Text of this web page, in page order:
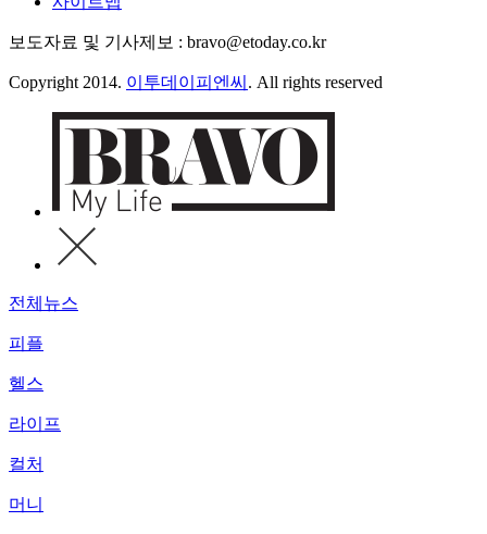
보도자료 및 기사제보 : bravo@etoday.co.kr
Copyright 2014. 이투데이피엔씨 . All rights reserved
전체뉴스
피플
헬스
라이프
컬처
머니